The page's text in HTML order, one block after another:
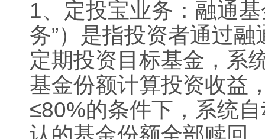
1、定投宝业务：融通
务”）是指投资者通过
定期投资目标基金，系
基金份额计算投资收益
≤80%的条件下，系统